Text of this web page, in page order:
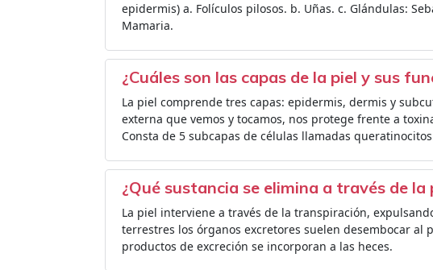
epidermis) a. Folículos pilosos. b. Uñas. c. Glándulas:
Mamaria.
¿Cuáles son las capas de la piel y sus
La piel comprende tres capas: epidermis, dermis y
externa que vemos y tocamos, nos protege frente a
Consta de 5 subcapas de células llamadas
¿Qué sustancia se elimina a través de la
La piel interviene a través de la transpiración,
terrestres los órganos excretores suelen desembocar al
productos de excreción se incorporan a las heces.